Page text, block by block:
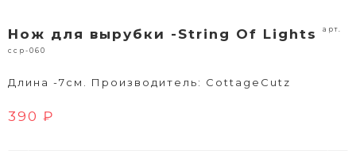
Нож для вырубки -String Of Lights арт.
ccp-060
Длина -7см. Производитель: CottageCutz
390 ₽